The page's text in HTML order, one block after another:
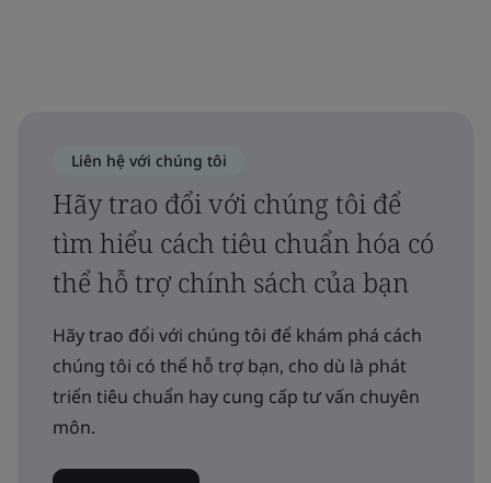
Liên hệ với chúng tôi
Hãy trao đổi với chúng tôi để
tìm hiểu cách tiêu chuẩn hóa có
thể hỗ trợ chính sách của bạn
Hãy trao đổi với chúng tôi để khám phá cách
chúng tôi có thể hỗ trợ bạn, cho dù là phát
triển tiêu chuẩn hay cung cấp tư vấn chuyên
môn.